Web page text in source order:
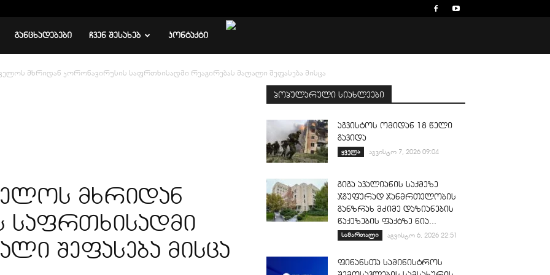
ᲒᲐᲜᲪᲮᲐᲓᲔᲑᲔᲑᲘ ᲩᲕᲔᲜ ᲨᲔᲡᲐᲮᲔᲑ ᲙᲝᲜᲢᲐᲥᲢᲘ
მხრიდან კორონავირუსის საფრთხისადმი რეაგირებას მაღალი შეფასება მისცა
მხრიდან
საფრთხისადმი
შეფასება მისცა
პოპულარული სიახლეები
აგვისტოს ომიდან 18 წელი
გავიდა
ყველა აგვისტო 7, 2026 09:04
გიგა ავალიანის საქმეზე
ჯგუფურად ჯანმრთელობის
განზრახ მძიმე დაზიანების
წაქეზების ფაქტზე ნია...
სამართალი აგვისტო 6, 2026 22:51
ფინანსთა სამინისტროს